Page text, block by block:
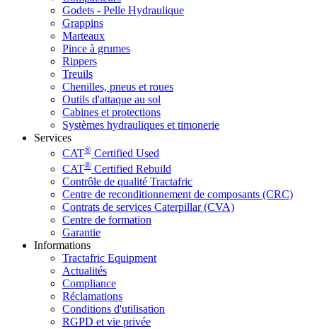
Godets - Pelle Hydraulique
Grappins
Marteaux
Pince à grumes
Rippers
Treuils
Chenilles, pneus et roues
Outils d'attaque au sol
Cabines et protections
Systèmes hydrauliques et timonerie
Services
CAT® Certified Used
CAT® Certified Rebuild
Contrôle de qualité Tractafric
Centre de reconditionnement de composants (CRC)
Contrats de services Caterpillar (CVA)
Centre de formation
Garantie
Informations
Tractafric Equipment
Actualités
Compliance
Réclamations
Conditions d'utilisation
RGPD et vie privée